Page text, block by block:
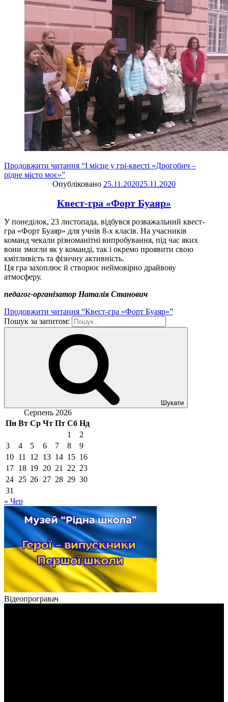
Продовжити читання “І місце у грі-квесті «Дрогобич –
рідне місто моє»”
Опубліковано 25.11.202025.11.2020
Квест-гра «Форт Буаяр»
У понеділок, 23 листопада, відбувся розважальний квест-
гра «Форт Буаяр» для учнів 8-х класів. На учасників
команд чекали різноманітні випробування, під час яких
вони змогли як у команді, так і окремо проявити свою
кмітливість та фізичну активність.
Ця гра захоплює й створює неймовірно драйвову
атмосферу.
педагог-організатор Наталія Станович
Продовжити читання “Квест-гра «Форт Буаяр»”
Пошук за запитом:
Шукати
Серпень 2026
Пн Вт Ср Чт Пт Сб Нд
1
2
3
4 5 6 7 8
9
10 11 12 13 14 15 16
17 18 19 20 21 22 23
24 25 26 27 28 29 30
31
« Чер
Відеопрогравач